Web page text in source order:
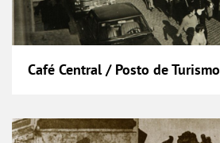
Café Central / Posto de Turismo
Casa Galache